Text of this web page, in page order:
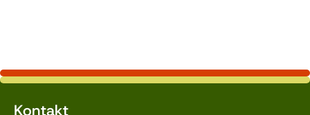
Kontakt